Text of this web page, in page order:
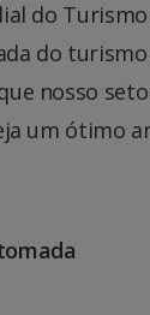
do Turismo
do
nosso
um ótimo